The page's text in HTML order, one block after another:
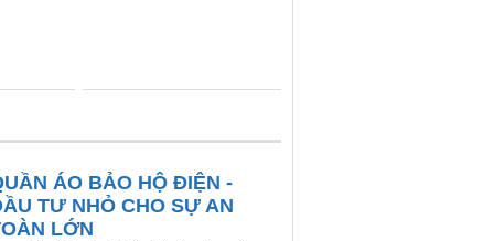
ÁO BẢO HỘ ĐIỆN -
TƯ NHỎ CHO SỰ AN
LỚN